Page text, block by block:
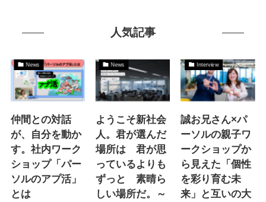
人気記事
News
仲間との対話
が、自分を動か
す。社内ワーク
ショップ「パー
ソルのアプ活」
とは
News
ようこそ新社会
人。君が選んだ
場所は 君が思
っているよりも
ずっと 素晴ら
しい場所だ。～
Interview
誠お兄さん×パ
ーソルの親子ワ
ークショップか
ら見えた「個性
を彩り育む未
来」と互いの大